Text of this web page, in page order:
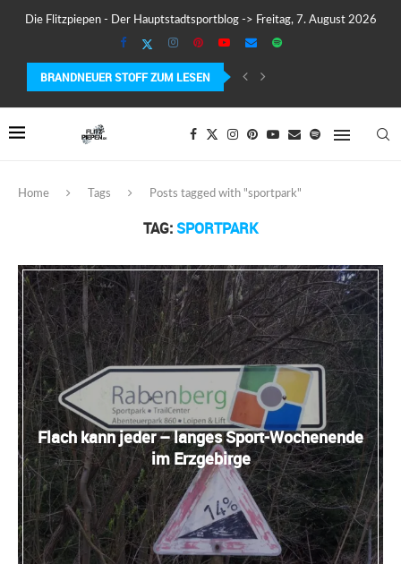
Die Flitzpiepen - Der Hauptstadtsportblog -> Freitag, 7. August 2026
BRANDNEUER STOFF ZUM LESEN
COROS PACE 4 IM TEST – LEICHT, SCHNELL...
Home Tags Posts tagged with "sportpark"
TAG: SPORTPARK
Flach kann jeder – langes Sport-Wochenende
im Erzgebirge